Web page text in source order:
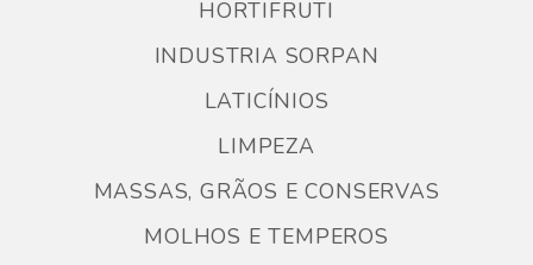
HORTIFRUTI
INDUSTRIA SORPAN
LATICÍNIOS
LIMPEZA
MASSAS, GRÃOS E CONSERVAS
MOLHOS E TEMPEROS